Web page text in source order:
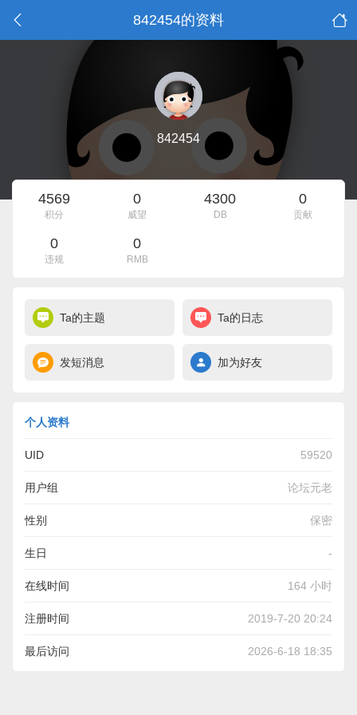
842454的资料
842454
4569
积分
0
威望
4300
DB
0
贡献
0
违规
0
RMB
Ta的主题 Ta的日志
发短消息 加为好友
个人资料
UID 59520
用户组 论坛元老
性别 保密
生日 -
在线时间 164 小时
注册时间 2019-7-20 20:24
最后访问 2026-6-18 18:35